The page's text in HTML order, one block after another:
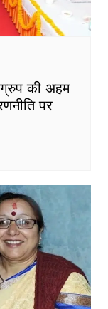
की अहम
पर